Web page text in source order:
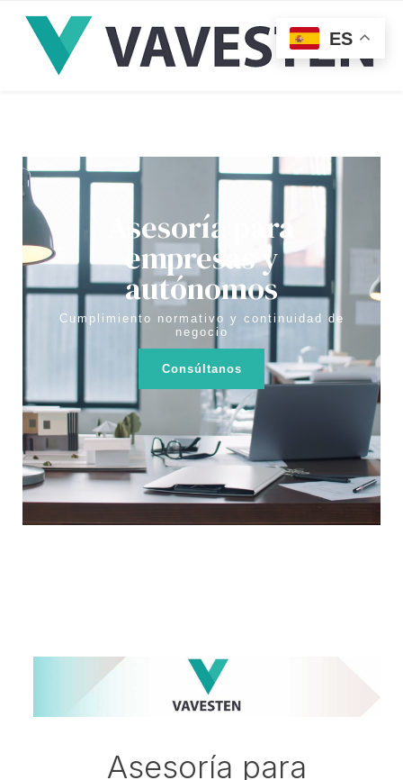
ES
Asesoría para
empresas y
autónomos
Cumplimiento normativo y continuidad de
negocio
Consúltanos
Asesoría para